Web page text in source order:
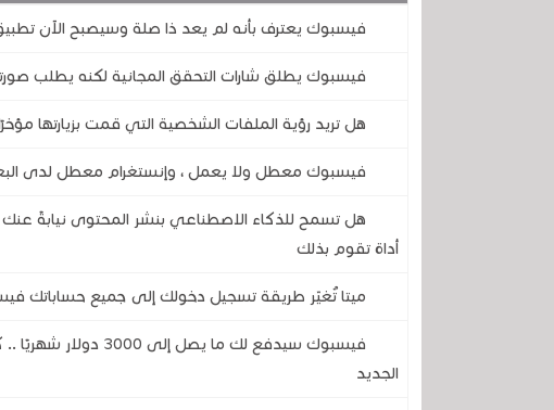
فيسبوك يعترف بأنه لم يعد ذا صلة وسيصبح الآن
فيسبوك يطلق شارات التحقق المجانية لكنه يطلب
هل تريد رؤية الملفات الشخصية التي قمت بزيارتها
فيسبوك معطل ولا يعمل ، وإنستغرام معطل لدى
هل تسمح للذكاء الاصطناعي بنشر المحتوى نيابةً
أداة تقوم بذلك
ميتا تُغيّر طريقة تسجيل دخولك إلى جميع حساباتك
الجديد